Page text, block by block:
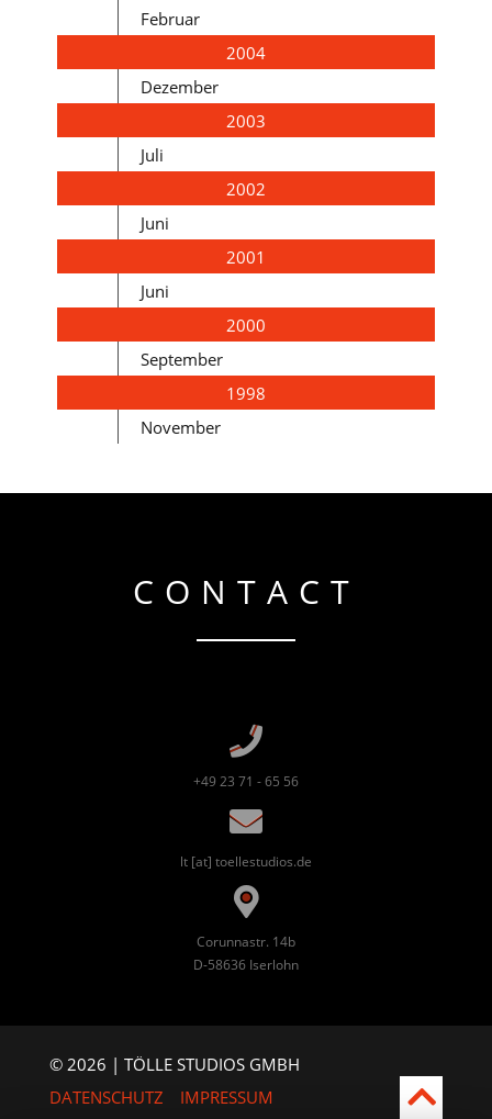
Februar
2004
Dezember
2003
Juli
2002
Juni
2001
Juni
2000
September
1998
November
CONTACT
+49 23 71 - 65 56
lt [at] toellestudios.de
Corunnastr. 14b
D-58636 Iserlohn
© 2026 | TÖLLE STUDIOS GMBH
DATENSCHUTZ
IMPRESSUM